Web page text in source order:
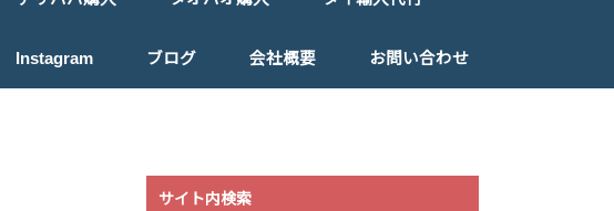
アリババ購入代行
アリババ購入フォーム タオバオ購入代行
タオバオ購入フォーム タイ仕入れ代行
タイ仕入れ同行
ご注文フォーム（タイ）
Instagram ブログ 会社概要 お問い合わせ
サイト内検索